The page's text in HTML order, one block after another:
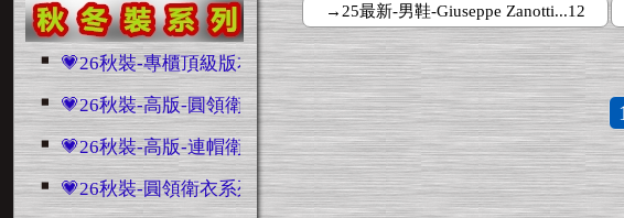
💗26秋裝-專櫃頂級版本區💗...1016
💗26秋裝-高版-圓領衛衣區💗...2280
💗26秋裝-高版-連帽衛衣區💗...1186
💗26秋裝-圓領衛衣系列💗...2482
→25最新-男鞋-Giuseppe Zanotti...12